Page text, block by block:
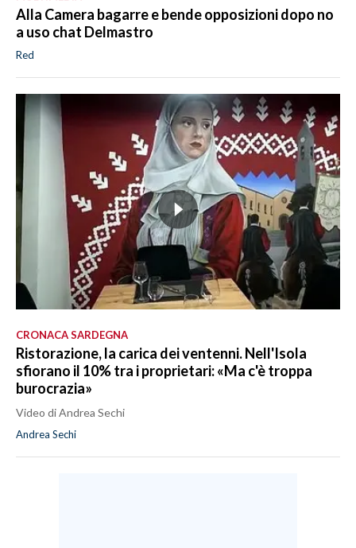
Alla Camera bagarre e bende opposizioni dopo no
a uso chat Delmastro
Red
CRONACA SARDEGNA
Ristorazione, la carica dei ventenni. Nell'Isola
sfiorano il 10% tra i proprietari: «Ma c'è troppa
burocrazia»
Video di Andrea Sechi
Andrea Sechi